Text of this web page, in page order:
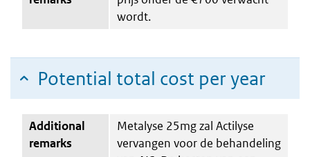
wordt.
Potential total cost per year
Additional
remarks
Metalyse 25mg zal Actilyse
vervangen voor de behandeling